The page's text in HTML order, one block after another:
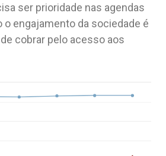
ser prioridade nas agendas
o engajamento da sociedade é
cobrar pelo acesso aos